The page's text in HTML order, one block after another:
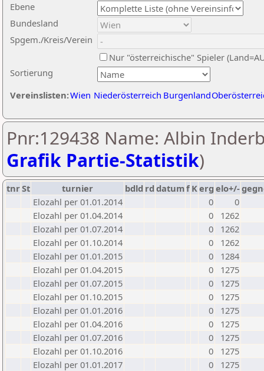
Ebene
Sortierung
Bundesland
Spgem./Kreis/Verein
Nur "österreichische" Spieler
Vereinslisten:Wien Niederösterreich Burgenland
Pnr:129438 Name: Albin
Grafik Partie-Statistik)
tnrSt turnier bdld rd datumf Kerg elo+/-
Elozahl per 01.01.2014
0
0
Elozahl per 01.04.2014
0
1262
Elozahl per 01.07.2014
0
1262
Elozahl per 01.10.2014
0
1262
Elozahl per 01.01.2015
0
1284
Elozahl per 01.04.2015
0
1275
Elozahl per 01.07.2015
0
1275
Elozahl per 01.10.2015
0
1275
Elozahl per 01.01.2016
0
1275
Elozahl per 01.04.2016
0
1275
Elozahl per 01.07.2016
0
1275
Elozahl per 01.10.2016
0
1275
Elozahl per 01.01.2017
0 1275